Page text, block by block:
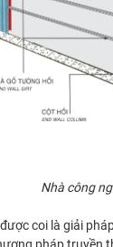
Nhà công
coi là giải